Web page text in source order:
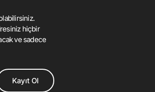
hiçbir
ve sadece
Kayıt Ol